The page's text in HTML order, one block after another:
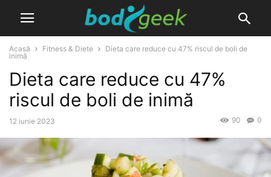
Acasă Fitness & Diete
Dieta care reduce cu 47% riscul de boli de
inimă
Dieta care reduce cu 47%
riscul de boli de inimă
12 iunie 2023 0
90